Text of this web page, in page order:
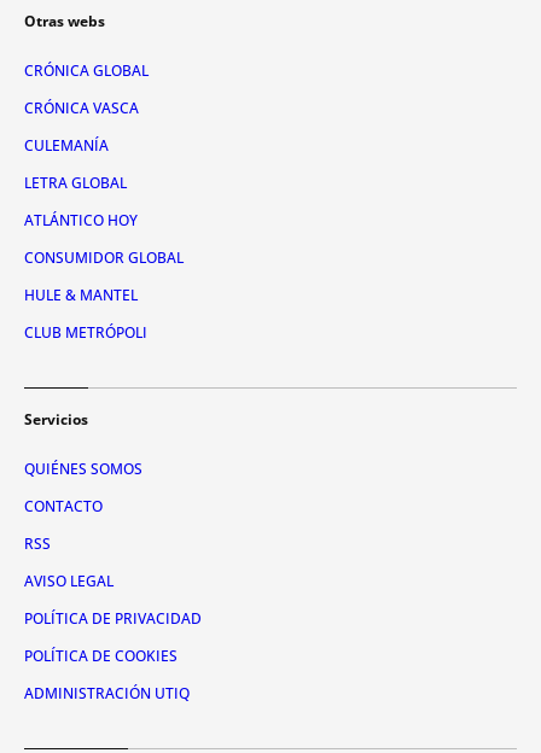
Otras webs
CRÓNICA GLOBAL
CRÓNICA VASCA
CULEMANÍA
LETRA GLOBAL
ATLÁNTICO HOY
CONSUMIDOR GLOBAL
HULE & MANTEL
CLUB METRÓPOLI
Servicios
QUIÉNES SOMOS
CONTACTO
RSS
AVISO LEGAL
POLÍTICA DE PRIVACIDAD
POLÍTICA DE COOKIES
ADMINISTRACIÓN UTIQ